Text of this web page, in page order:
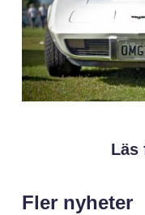
Läs
Fler nyheter